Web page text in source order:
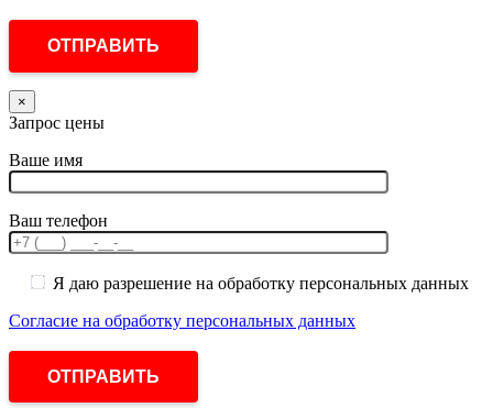
×
Запрос цены
Ваше имя
Ваш телефон
Я даю разрешение на обработку персональных данных
Согласие на обработку персональных данных